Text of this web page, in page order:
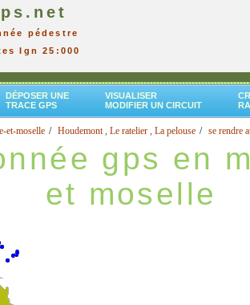
pédestre
Ign 25:000
DÉPOSER UNE
TRACE GPS
VISUALISER
MODIFIER UN CIRCUIT
et-moselle Houdemont , Le ratelier , La pelouse se rendre
gps en
et moselle